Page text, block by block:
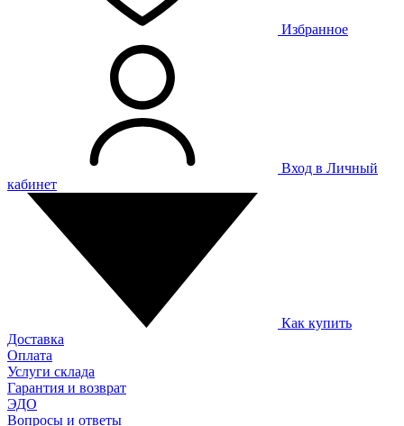
Избранное
Вход в Личный
кабинет
Как купить
Доставка
Оплата
Услуги склада
Гарантия и возврат
ЭДО
Вопросы и ответы